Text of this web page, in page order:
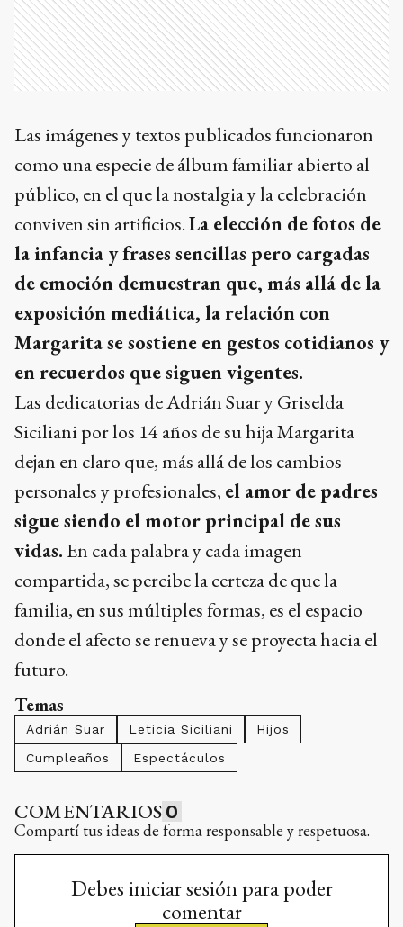
Las imágenes y textos publicados funcionaron
como una especie de álbum familiar abierto al
público, en el que la nostalgia y la celebración
conviven sin artificios.La elección de fotos de
la infancia y frases sencillas pero cargadas
de emoción demuestran que, más allá de la
exposición mediática, la relación con
Margarita se sostiene en gestos cotidianos y
en recuerdos que siguen vigentes.
Las dedicatorias de Adrián Suar y Griselda
Siciliani por los 14 años de su hija Margarita
dejan en claro que, más allá de los cambios
personales y profesionales, el amor de padres
sigue siendo el motor principal de sus
vidas.En cada palabra y cada imagen
compartida, se percibe la certeza de que la
familia, en sus múltiples formas, es el espacio
donde el afecto se renueva y se proyecta hacia el
futuro.
Temas
Adrián Suar Leticia Siciliani
Hijos
Cumpleaños
Espectáculos
COMENTARIOS 0
Compartí tus ideas de forma responsable y respetuosa.
Debes iniciar sesión para poder
comentar